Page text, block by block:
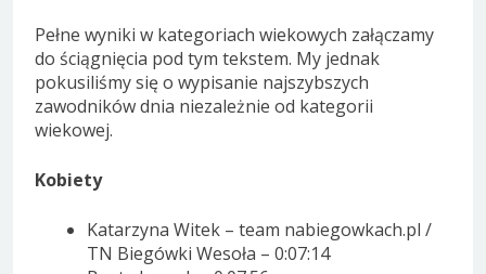
Pełne wyniki w kategoriach wiekowych załączamy
do ściągnięcia pod tym tekstem. My jednak
pokusiliśmy się o wypisanie najszybszych
zawodników dnia niezależnie od kategorii
wiekowej.
Kobiety
Katarzyna Witek – team nabiegowkach.pl /
TN Biegówki Wesoła – 0:07:14